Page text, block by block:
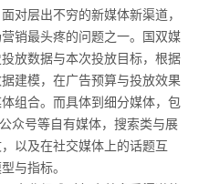
对层出不穷的新媒体新渠道，
销最头疼的问题之一。国双媒
放数据与本次投放目标，根据
建模，在广告预算与投放效果
组合。而具体到细分媒体，包
众号等自有媒体，搜索类与展
以及在社交媒体上的话题互
与指标。